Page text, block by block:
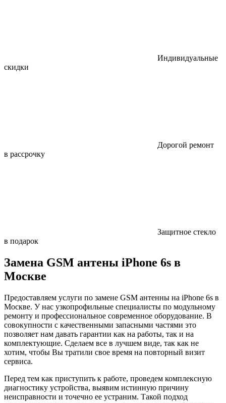
Индивидуальные
скидки
Дорогой ремонт
в рассрочку
Защитное стекло
в подарок
Замена GSM антены iPhone 6s в
Москве
Предоставляем услуги по замене GSM антенны на iPhone 6s в
Москве. У нас узкопрофильные специалисты по модульному
ремонту и профессиональное современное оборудование. В
совокупности с качественными запасными частями это
позволяет нам давать гарантии как на работы, так и на
комплектующие. Сделаем все в лучшем виде, так как не
хотим, чтобы Вы тратили свое время на повторный визит
сервиса.
Перед тем как приступить к работе, проведем комплексную
диагностику устройства, выявим истинную причину
неисправности и точечно ее устраним. Такой подход